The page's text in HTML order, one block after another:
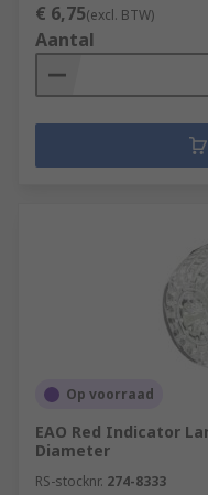
€ 6,75(excl. BTW)
Aantal
Op voorraad
EAO Red Indicator
Diameter
RS-stocknr. 274-8333